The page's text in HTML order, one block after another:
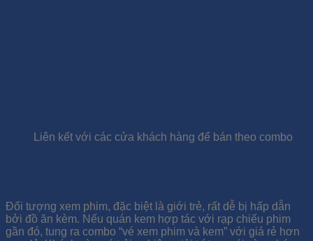
Liên kết với các cửa khách hàng để bán theo combo
Đối tượng xem phim, đặc biệt là giới trẻ, rất dễ bị hấp dẫn
bởi đồ ăn kèm. Nếu quán kem hợp tác với rạp chiếu phim
gần đó, tung ra combo “vé xem phim và kem” với giá rẻ hơn